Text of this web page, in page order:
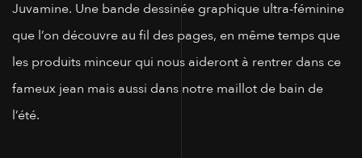
Juvamine. Une bande dessinée graphique ultra-féminine
que l’on découvre au fil des pages, en même temps que
les produits minceur qui nous aideront à rentrer dans ce
fameux jean mais aussi dans notre maillot de bain de
l’été.